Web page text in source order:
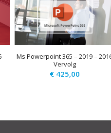
Ms Powerpoint 365 – 2019 –
Vervolg
€425,00